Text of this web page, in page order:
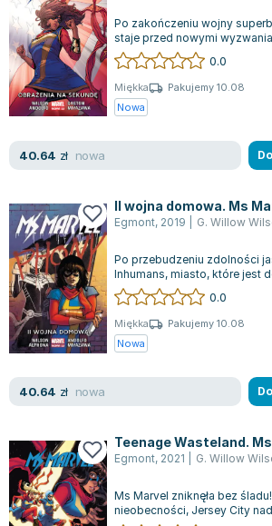
Eric Helms
Anna Prus (oprac.)
Nela Mała Reporterka
Agnieszka Maciąg
Barbara Wrzesińska
Virginia Woolf
Lorraine Warren
Lucinda Riley
Jacek Walkiewicz
Po zakończeniu wojny
staje przed nowymi
uważała za przyjaciela z gry
0.0
Miękka
Pakujemy 10.08
Nowa
40.64 zł nowa
II wojna domowa. Ms
Egmont, 2019 G. Willow
Po przebudzeniu zdolności
Inhumans, miasto, które jest
stało się areną do testowania
0.0
Miękka
Pakujemy 10.08
Nowa
40.64 zł nowa
Teenage Wasteland.
Egmont, 2021 G. Willow
Ms Marvel zniknęła bez
nieobecności, Jersey City